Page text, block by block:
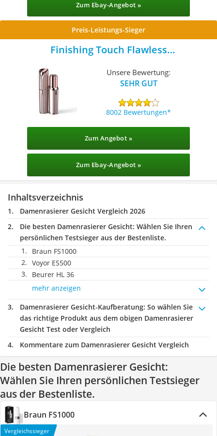
Zum Ebay-Angebot »
Preis-Leistungs-Sieger
Finishing Touch Flawless
Unsere Bewertung:
SEHR GUT
8002 Bewertungen
Zum Angebot »
Zum Ebay-Angebot »
Inhaltsverzeichnis
Damenrasierer Gesicht Vergleich 2026
Die besten Damenrasierer Gesicht: Wählen Sie Ihren
persönlichen Testsieger aus der Bestenliste.
Braun FS1000
Voyor ES500
Beurer HL 36
mehr anzeigen
Damenrasierer Gesicht-Kaufberatung: So wählen Sie
das richtige Produkt aus dem obigen Damenrasierer
Gesicht Test oder Vergleich
Kommentare zum Damenrasierer Gesicht Vergleich
Die besten Damenrasierer Gesicht:
Wählen Sie Ihren persönlichen Testsieger
aus der Bestenliste.
Braun FS1000
Vergleichssieger